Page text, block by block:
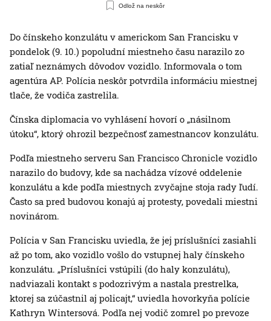
Odlož na neskôr
Do čínskeho konzulátu v americkom San Francisku v
pondelok (9. 10.) popoludní miestneho času narazilo zo
zatiaľ neznámych dôvodov vozidlo. Informovala o tom
agentúra AP. Polícia neskôr potvrdila informáciu miestnej
tlače, že vodiča zastrelila.
Čínska diplomacia vo vyhlásení hovorí o „násilnom
útoku“, ktorý ohrozil bezpečnosť zamestnancov konzulátu.
Podľa miestneho serveru San Francisco Chronicle vozidlo
narazilo do budovy, kde sa nachádza vízové oddelenie
konzulátu a kde podľa miestnych zvyčajne stoja rady ľudí.
Často sa pred budovou konajú aj protesty, povedali miestni
novinárom.
Polícia v San Francisku uviedla, že jej príslušníci zasiahli
až po tom, ako vozidlo vošlo do vstupnej haly čínskeho
konzulátu. „Príslušníci vstúpili (do haly konzulátu),
nadviazali kontakt s podozrivým a nastala prestrelka,
ktorej sa zúčastnil aj policajt,“ uviedla hovorkyňa polície
Kathryn Wintersová. Podľa nej vodič zomrel po prevoze